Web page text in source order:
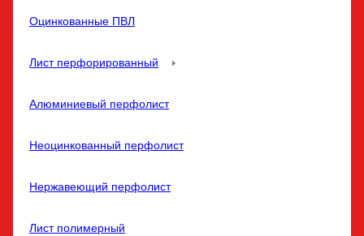
Оцинкованные ПВЛ
Лист перфорированный
Алюминиевый перфолист
Неоцинкованный перфолист
Нержавеющий перфолист
Лист полимерный